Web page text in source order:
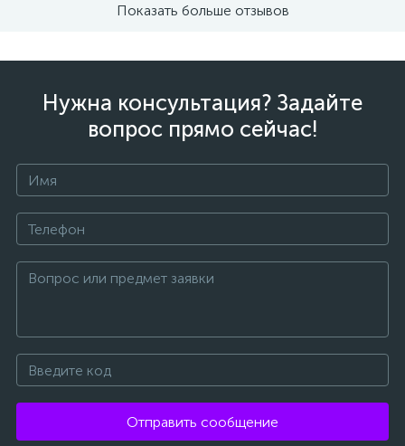
Показать больше отзывов
Нужна консультация? Задайте
вопрос прямо сейчас!
Отправить сообщение